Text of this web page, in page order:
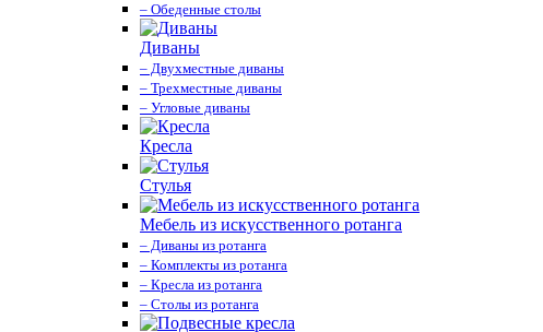
– Обеденные столы
Диваны
– Двухместные диваны
– Трехместные диваны
– Угловые диваны
Кресла
Стулья
Мебель из искусственного ротанга
– Диваны из ротанга
– Комплекты из ротанга
– Кресла из ротанга
– Столы из ротанга